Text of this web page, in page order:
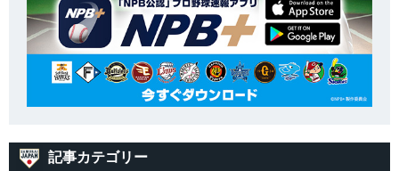
記事カテゴリー